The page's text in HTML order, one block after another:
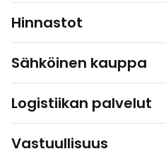
Hinnastot
Sähköinen kauppa
Logistiikan palvelut
Vastuullisuus